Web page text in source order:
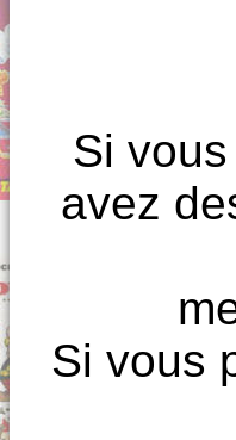
Si
avez
Si vous